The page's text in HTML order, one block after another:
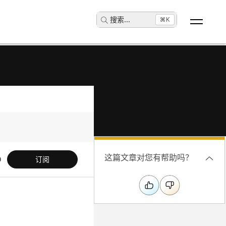
搜索... ⌘K
订阅 这篇文章对您有帮助吗？